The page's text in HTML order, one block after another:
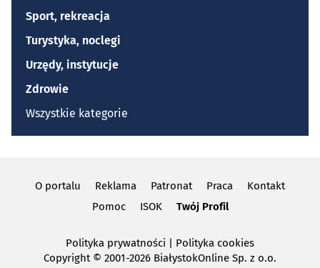
Sport, rekreacja
Turystyka, noclegi
Urzędy, instytucje
Zdrowie
Wszystkie kategorie
O portalu Reklama Patronat Praca
Kontakt
Pomoc
ISOK Twój Profil
Polityka prywatności
Polityka cookies
Copyright© 2001-2026 BiałystokOnline Sp. z o.o.